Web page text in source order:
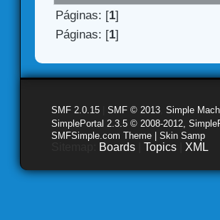
Páginas: [1]
Páginas: [1]
SMF 2.0.15 SMF © 2013 Simple
SimplePortal 2.3.5 © 2008-2012,
SMFSimple.com Theme | Skin Samp
Boards Topics XML